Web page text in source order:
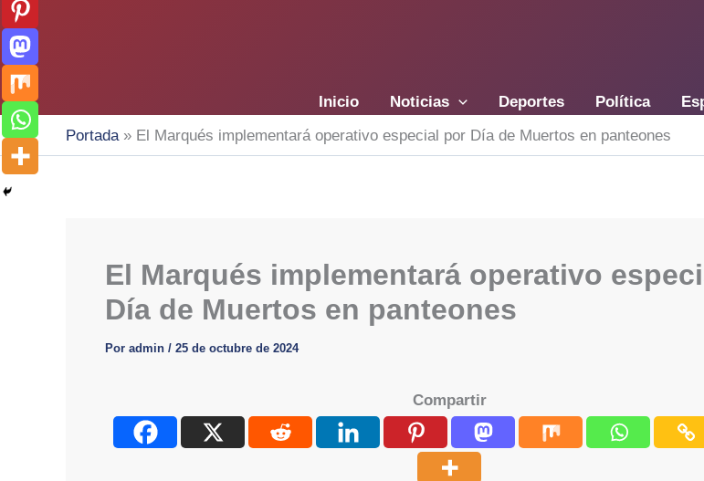
Inicio Noticias Deportes Política
Portada» El Marqués implementará operativo especial por Día de Muertos en panteones
El Marqués implementará operativo
Día de Muertos en panteones
Por admin / 25 de octubre de 2024
Compartir